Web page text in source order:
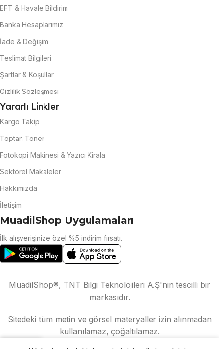
EFT & Havale Bildirim
Banka Hesaplarımız
İade & Değişim
Teslimat Bilgileri
Şartlar & Koşullar
Gizlilik Sözleşmesi
Yararlı Linkler
Kargo Takip
Toptan Toner
Fotokopi Makinesi & Yazıcı Kirala
Sektörel Makaleler
Hakkımızda
İletişim
MuadilShop Uygulamaları
İlk alışverişinize özel %5 indirim fırsatı.
MuadilShop®, TNT Bilgi Teknolojileri A.Ş'nin tescilli bir
markasıdır.
Sitedeki tüm metin ve görsel materyaller izin alınmadan
kullanılamaz, çoğaltılamaz.